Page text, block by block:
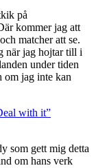
på
kommer jag att
matcher att se.
när jag hojtar till i
under tiden
om jag inte kan
with it”
som gett mig detta
om hans verk